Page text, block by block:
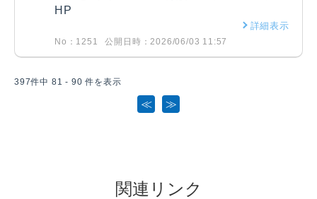
HP
詳細表示
No：1251 公開日時：2026/06/03 11:57
397件中 81 - 90 件を表示
≪ ≫
関連リンク